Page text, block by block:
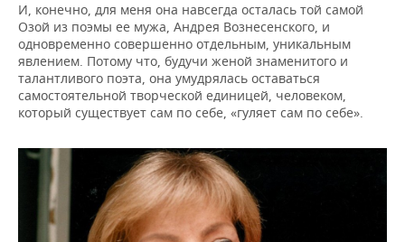
И, конечно, для меня она навсегда осталась той самой
Озой из поэмы ее мужа, Андрея Вознесенского, и
одновременно совершенно отдельным, уникальным
явлением. Потому что, будучи женой знаменитого и
талантливого поэта, она умудрялась оставаться
самостоятельной творческой единицей, человеком,
который существует сам по себе, «гуляет сам по себе».